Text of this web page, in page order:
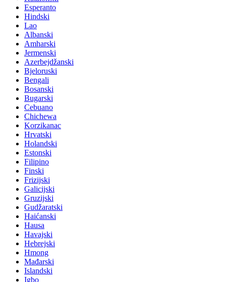
Esperanto
Hindski
Lao
Albanski
Amharski
Jermenski
Azerbejdžanski
Bjeloruski
Bengali
Bosanski
Bugarski
Cebuano
Chichewa
Korzikanac
Hrvatski
Holandski
Estonski
Filipino
Finski
Frizijski
Galicijski
Gruzijski
Gudžaratski
Haićanski
Hausa
Havajski
Hebrejski
Hmong
Mađarski
Islandski
Igbo